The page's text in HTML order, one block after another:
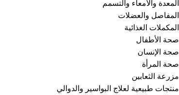
المعدة والأمعاء والتسمم
المفاصل والعضلات
المكملات الغذائية
صحة الأطفال
صحة الإنسان
صحة المرأة
مزرعة الثعابين
منتجات طبيعية لعلاج البواسير والدوالي